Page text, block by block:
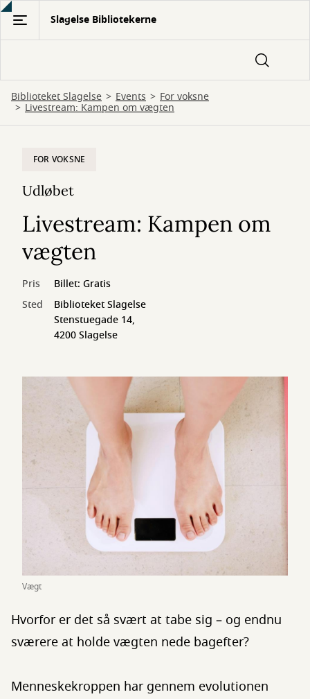
Gå
hovedindhold
Slagelse Bibliotekerne
Biblioteket Slagelse Events For voksne
Livestream: Kampen om vægten
Vægt
FOR VOKSNE
Udløbet
Livestream: Kampen om
vægten
Pris
Billet: Gratis
Sted
Biblioteket Slagelse
Stenstuegade 14,
4200 Slagelse
Hvorfor er det så svært at tabe sig – og endnu
sværere at holde vægten nede bagefter?
Menneskekroppen har gennem evolutionen